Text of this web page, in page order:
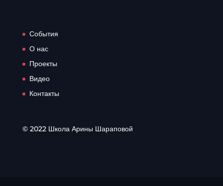
События
О нас
Проекты
Видео
Контакты
© 2022 Школа Арины Шараповой